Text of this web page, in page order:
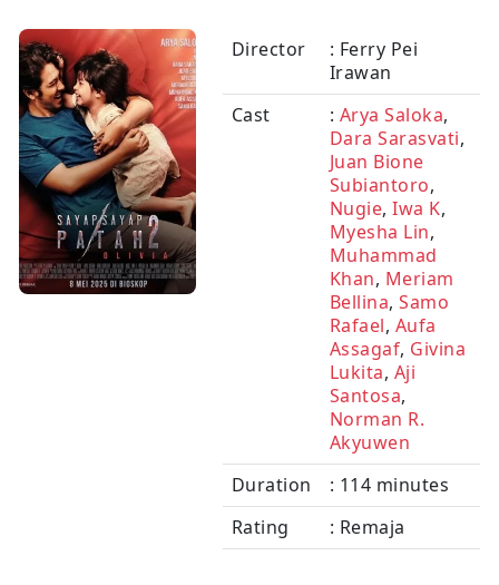
Director
: Ferry Pei
Irawan
Cast
: Arya Saloka,
Dara Sarasvati,
Juan Bione
Subiantoro,
Nugie, Iwa K,
Myesha Lin,
Muhammad
Khan, Meriam
Bellina, Samo
Rafael, Aufa
Assagaf, Givina
Lukita, Aji
Santosa,
Norman R.
Akyuwen
Duration
: 114 minutes
Rating
: Remaja